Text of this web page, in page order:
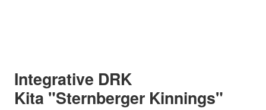
Integrative DRK
Kita "Sternberger Kinnings"